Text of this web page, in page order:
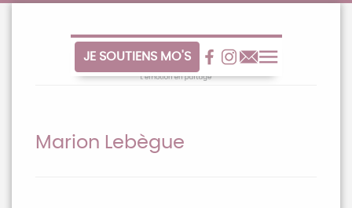
JE SOUTIENS MO'S
Facebook
Facebook
Contact
Menu
Marion Lebègue